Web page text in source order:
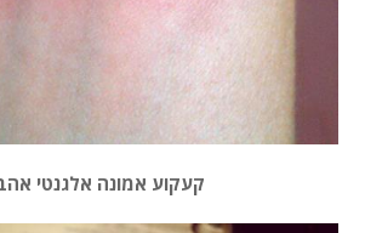
קעקוע אמונה אלגנטי